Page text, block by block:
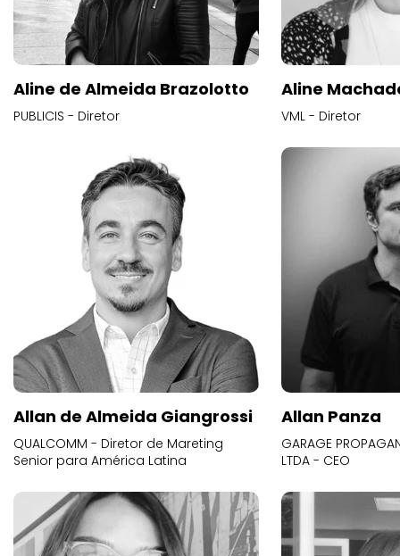
Aline de Almeida Brazolotto
PUBLICIS - Diretor
Aline
VML - Diretor
Allan de Almeida Giangrossi
QUALCOMM - Diretor de Mareting
Senior para América Latina
Allan Panza
GARAGE
LTDA - CEO